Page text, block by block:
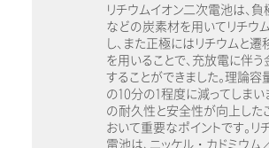
リチウムイオン二次電池は、負
などの炭素材を用いてリチウ
し、また正極にはリチウムと
を用いることで、充放電に伴
することができました。理論
の10分の1程度に減ってしまい
の耐久性と安全性が向上した
おいて重要なポイントです。リ
電池は、ニッケル・カドミウム